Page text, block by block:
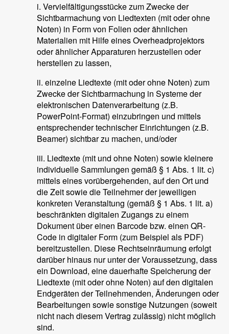
i. Vervielfältigungsstücke zum Zwecke der
Sichtbarmachung von Liedtexten (mit oder ohne
Noten) in Form von Folien oder ähnlichen
Materialien mit Hilfe eines Overheadprojektors
oder ähnlicher Apparaturen herzustellen oder
herstellen zu lassen,
ii. einzelne Liedtexte (mit oder ohne Noten) zum
Zwecke der Sichtbarmachung in Systeme der
elektronischen Datenverarbeitung (z.B.
PowerPoint-Format) einzubringen und mittels
entsprechender technischer Einrichtungen (z.B.
Beamer) sichtbar zu machen, und/oder
iii. Liedtexte (mit und ohne Noten) sowie kleinere
individuelle Sammlungen gemäß § 1 Abs. 1 lit. c)
mittels eines vorübergehenden, auf den Ort und
die Zeit sowie die Teilnehmer der jeweiligen
konkreten Veranstaltung (gemäß § 1 Abs. 1 lit. a)
beschränkten digitalen Zugangs zu einem
Dokument über einen Barcode bzw. einen QR-
Code in digitaler Form (zum Beispiel als PDF)
bereitzustellen. Diese Rechtseinräumung erfolgt
darüber hinaus nur unter der Voraussetzung, dass
ein Download, eine dauerhafte Speicherung der
Liedtexte (mit oder ohne Noten) auf den digitalen
Endgeräten der Teilnehmenden, Änderungen oder
Bearbeitungen sowie sonstige Nutzungen (soweit
nicht nach diesem Vertrag zulässig) nicht möglich
sind.